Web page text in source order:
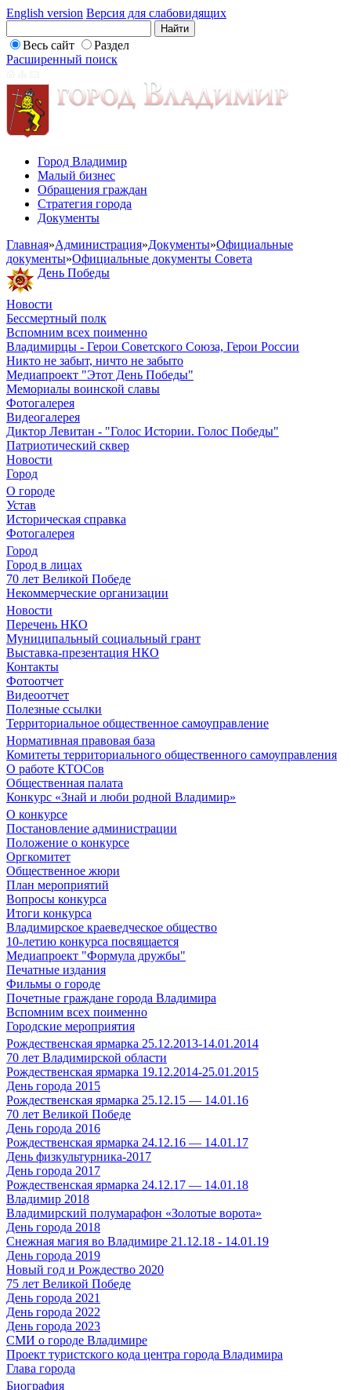
English version Версия для слабовидящих
Весь сайт
Раздел
Расширенный поиск
Город Владимир
Малый бизнес
Обращения граждан
Стратегия города
Документы
Главная»Администрация»Документы»Официальные
документы»Официальные документы Совета
День Победы
Новости
Бессмертный полк
Вспомним всех поименно
Владимирцы - Герои Советского Союза, Герои России
Никто не забыт, ничто не забыто
Медиапроект "Этот День Победы"
Мемориалы воинской славы
Фотогалерея
Видеогалерея
Диктор Левитан - "Голос Истории. Голос Победы"
Патриотический сквер
Новости
Город
О городе
Устав
Историческая справка
Фотогалерея
Город
Город в лицах
70 лет Великой Победе
Некоммерческие организации
Новости
Перечень НКО
Муниципальный социальный грант
Выставка-презентация НКО
Контакты
Фотоотчет
Видеоотчет
Полезные ссылки
Территориальное общественное самоуправление
Нормативная правовая база
Комитеты территориального общественного самоуправления
О работе КТОСов
Общественная палата
Конкурс «Знай и люби родной Владимир»
О конкурсе
Постановление администрации
Положение о конкурсе
Оргкомитет
Общественное жюри
План мероприятий
Вопросы конкурса
Итоги конкурса
Владимирское краеведческое общество
10-летию конкурса посвящается
Медиапроект "Формула дружбы"
Печатные издания
Фильмы о городе
Почетные граждане города Владимира
Вспомним всех поименно
Городские мероприятия
Рождественская ярмарка 25.12.2013-14.01.2014
70 лет Владимирской области
Рождественская ярмарка 19.12.2014-25.01.2015
День города 2015
Рождественская ярмарка 25.12.15 — 14.01.16
70 лет Великой Победе
День города 2016
Рождественская ярмарка 24.12.16 — 14.01.17
День физкультурника-2017
День города 2017
Рождественская ярмарка 24.12.17 — 14.01.18
Владимир 2018
Владимирский полумарафон «Золотые ворота»
День города 2018
Снежная магия во Владимире 21.12.18 - 14.01.19
День города 2019
Новый год и Рождество 2020
75 лет Великой Победе
День города 2021
День города 2022
День города 2023
СМИ о городе Владимире
Проект туристского кода центра города Владимира
Глава города
Биография